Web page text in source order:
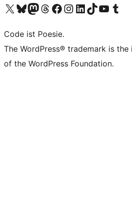
Das X-Konto (früher Twitter) von WordPress.org besuchen
Das Bluesky-Konto von WordPress.org besuchen
Das Mastodon-Konto von WordPress.org besuchen
Das Threads-Konto von WordPress.org besuchen
Die Facebook-Seite von WordPress.org besuchen
Das Instagram-Konto von WordPress.org besuchen
Das LinkedIn-Konto von WordPress.org besuchen
Das TikTok-Konto von WordPress.org
Den YouTube-Kanal von
Das Tumblr-
Code ist Poesie.
The WordPress® trademark is
of the WordPress Foundation.